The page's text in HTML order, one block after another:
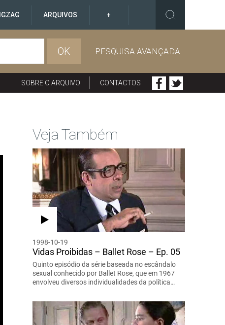
ARQUIVOS +
OK PESQUISA AVANÇADA
SOBRE O ARQUIVO CONTACTOS
Veja Também
1998-10-19
Vidas Proibidas – Ballet Rose – Ep. 05
Quinto episódio da série baseada no escândalo
sexual conhecido por Ballet Rose, que em 1967
envolveu diversos individualidades da política…